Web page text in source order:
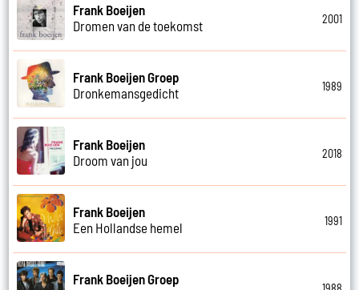
Frank Boeijen
Dromen van de toekomst
2001
Frank Boeijen Groep
Dronkemansgedicht
1989
Frank Boeijen
Droom van jou
2018
Frank Boeijen
Een Hollandse hemel
1991
Frank Boeijen Groep